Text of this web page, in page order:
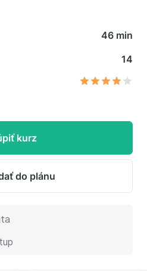
46 min
14
kurz
do plánu